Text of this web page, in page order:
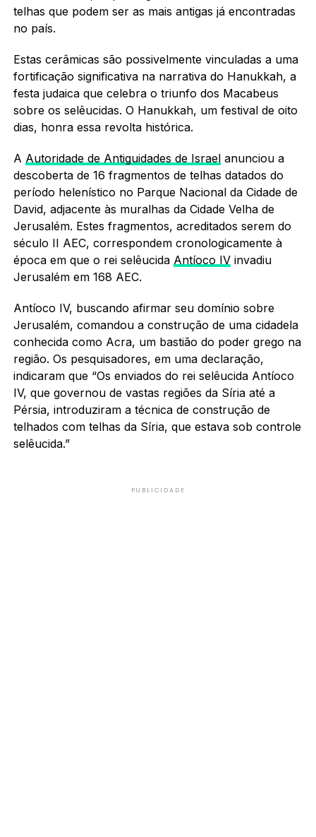
telhas que podem ser as mais antigas já encontradas
no país.
Estas cerâmicas são possivelmente vinculadas a uma
fortificação significativa na narrativa do Hanukkah, a
festa judaica que celebra o triunfo dos Macabeus
sobre os selêucidas. O Hanukkah, um festival de oito
dias, honra essa revolta histórica.
A Autoridade de Antiguidades de Israelanunciou a
descoberta de 16 fragmentos de telhas datados do
período helenístico no Parque Nacional da Cidade de
David, adjacente às muralhas da Cidade Velha de
Jerusalém. Estes fragmentos, acreditados serem do
século II AEC, correspondem cronologicamente à
época em que o rei selêucida Antíoco IVinvadiu
Jerusalém em 168 AEC.
Antíoco IV, buscando afirmar seu domínio sobre
Jerusalém, comandou a construção de uma cidadela
conhecida como Acra, um bastião do poder grego na
região. Os pesquisadores, em uma declaração,
indicaram que “Os enviados do rei selêucida Antíoco
IV, que governou de vastas regiões da Síria até a
Pérsia, introduziram a técnica de construção de
telhados com telhas da Síria, que estava sob controle
selêucida.”
PUBLICIDADE